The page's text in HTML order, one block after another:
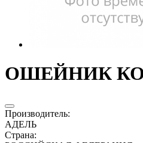
ОШЕЙНИК
Производитель:
АДЕЛЬ
Страна: